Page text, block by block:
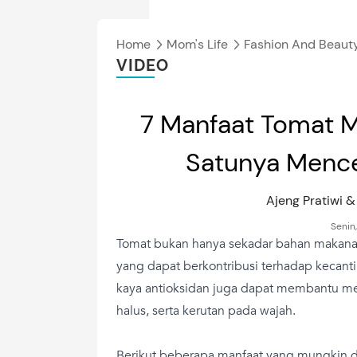
Home Mom's Life Fashion And
VIDEO
7 Manfaat Tomat
Satunya
Ajeng Pratiwi
Tomat bukan hanya sekadar bahan
yang dapat berkontribusi terhadap
kaya antioksidan juga dapat membantu
halus, serta kerutan pada wajah.